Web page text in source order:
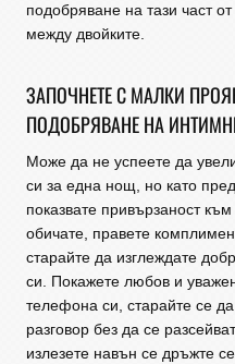
подобряване на тази част
между двойките.
ЗАПОЧНЕТЕ С МАЛКИ
ПОДОБРЯВАНЕ НА
Може да не успеете да
си за една нощ, но като
показвате привързаност
обичате, правете
старайте да изглеждате
си. Покажете любов и
телефона си, старайте се
разговор без да се
излезете навън се дръжте